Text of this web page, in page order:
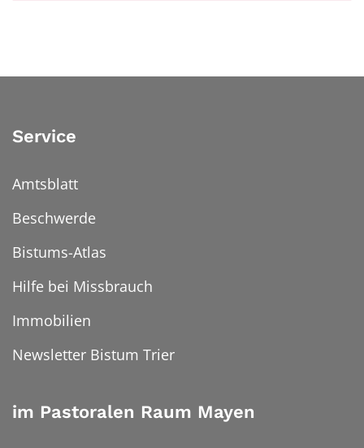
Service
Amtsblatt
Beschwerde
Bistums-Atlas
Hilfe bei Missbrauch
Immobilien
Newsletter Bistum Trier
im Pastoralen Raum Mayen